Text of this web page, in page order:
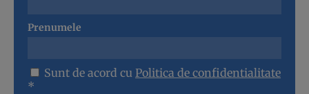
Prenumele
Sunt de acord cu Politica de confidentialitate
*